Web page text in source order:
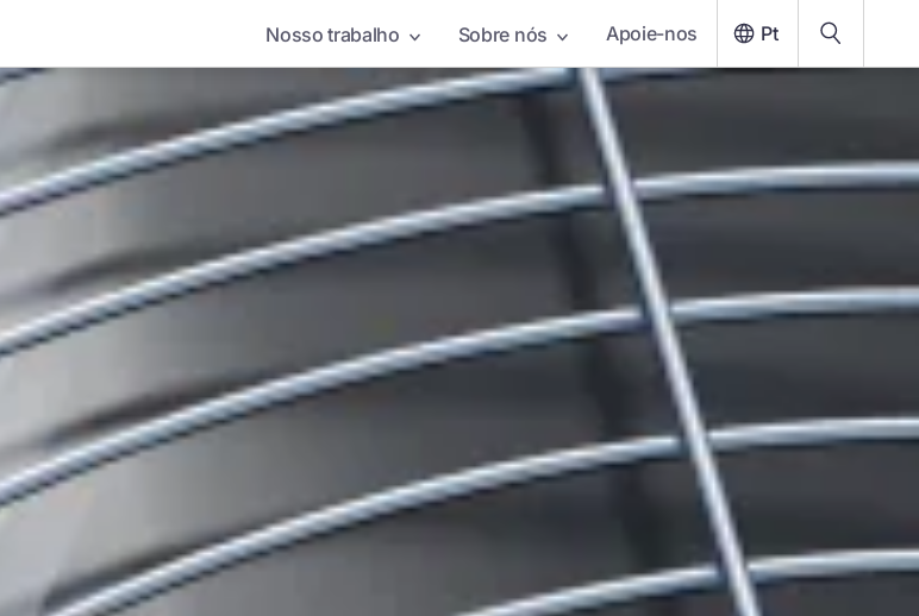
Nosso trabalho Sobre nós Apoie-nos Pt